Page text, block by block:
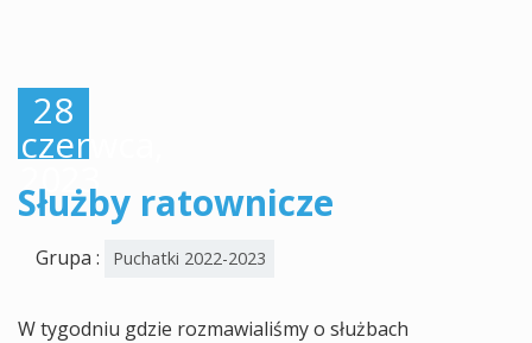
28
czerwca,
2023
Służby ratownicze
Grupa : Puchatki 2022-2023
W tygodniu gdzie rozmawialiśmy o służbach